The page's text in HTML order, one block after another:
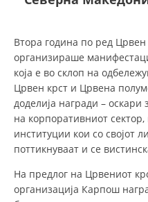
ЕДУКАТИВНО
Втора година по ред Црвен
организираше
која е во склоп на
Црвен крст и Црвена
доделија награди –
на корпоративниот
институции кои со својот
поттикнуваат и се
На предлог на Црвениот
организација Карпош